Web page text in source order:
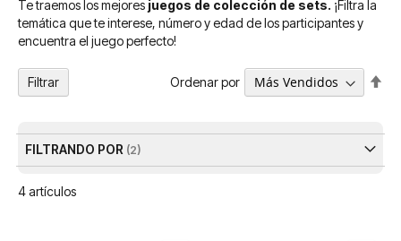
Te traemos los mejores juegos de colección de sets. ¡Filtra la
temática que te interese, número y edad de los participantes y
encuentra el juego perfecto!
4artículos
Ordenar por
Filtrar
FILTRANDO POR